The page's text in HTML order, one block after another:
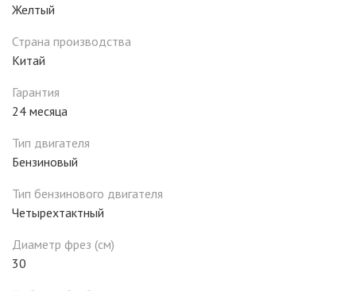
Желтый
Страна производства
Китай
Гарантия
24 месяца
Тип двигателя
Бензиновый
Тип бензинового двигателя
Четырехтактный
Диаметр фрез (см)
30